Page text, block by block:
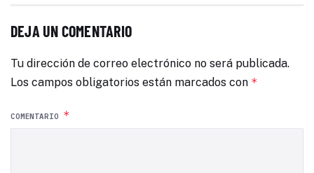
DEJA UN COMENTARIO
Tu dirección de correo electrónico no será publicada.
Los campos obligatorios están marcados con *
COMENTARIO *